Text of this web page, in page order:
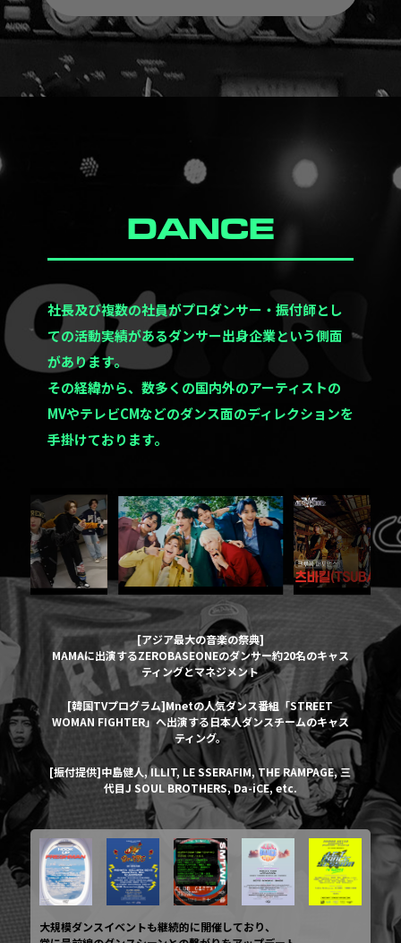
DANCE
社長及び複数の社員がプロダンサー・振付師とし
ての活動実績があるダンサー出身企業という側面
があります。
その経緯から、数多くの国内外のアーティストの
MVやテレビCMなどのダンス面のディレクションを
手掛けております。
[アジア最大の音楽の祭典]
MAMAに出演するZEROBASEONEのダンサー約20名のキャス
ティングとマネジメント
[韓国TVプログラム]Mnetの人気ダンス番組「STREET
WOMAN FIGHTER」へ出演する日本人ダンスチームのキャス
ティング。
[振付提供]中島健人, ILLIT, LE SSERAFIM, THE RAMPAGE, 三
代目J SOUL BROTHERS, Da-iCE, etc.
大規模ダンスイベントも継続的に開催しており、